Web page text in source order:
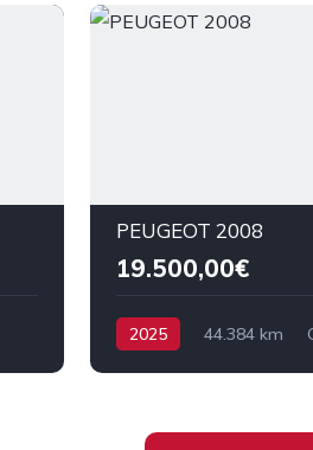
PEUGEOT 2008
19.500,00€
2025 44.384 km